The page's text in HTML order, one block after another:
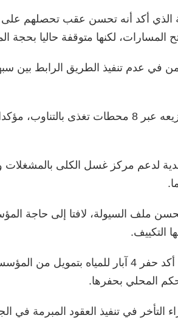
الذي أكد أنه تحسن عقب تحصلهم على
المسارات، لكنها متوقفة حاليا بحجة
في عدم تنفيذ الطريق الرابط بين
وأفاد عميد بلدية بنت بية بتوفر الوقود فيها، وتوزيعه عبر 8 محطات تغذى
لدعم مركز غسل الكلى بالمشغلات
ملف السيولة، لافتا إلى حاجة
التكييف.
ملف المياه كان حاضرا في حديث المصلح الذي أكد حفر 4 آبار للمياه
في تنفيذ العقود المبرمة في